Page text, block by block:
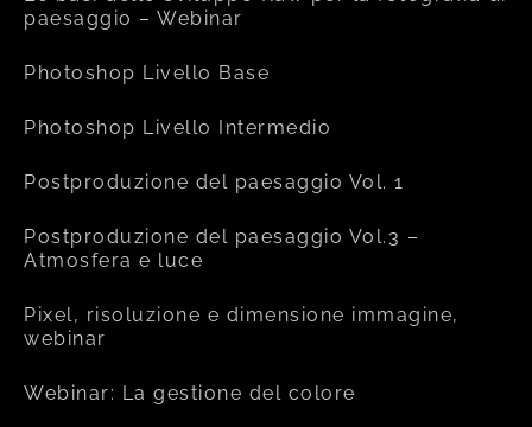
paesaggio – Webinar
Photoshop Livello Base
Photoshop Livello Intermedio
Postproduzione del paesaggio Vol. 1
Postproduzione del paesaggio Vol.3 –
Atmosfera e luce
Pixel, risoluzione e dimensione immagine,
webinar
Webinar: La gestione del colore